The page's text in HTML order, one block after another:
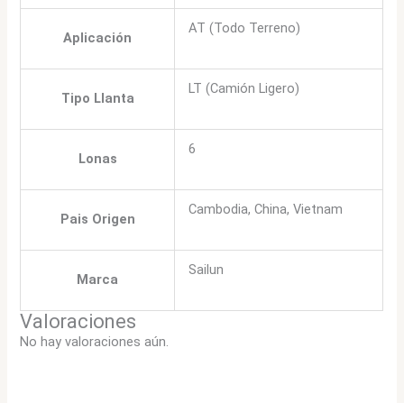
Aplicación
AT (Todo Terreno)
Tipo Llanta
LT (Camión Ligero)
Lonas
6
Pais Origen
Cambodia, China, Vietnam
Marca
Sailun
Valoraciones
No hay valoraciones aún.